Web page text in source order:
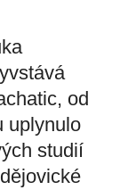
od
uplynulo
studií